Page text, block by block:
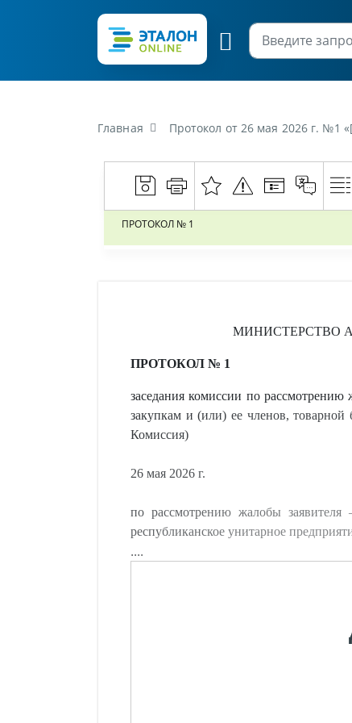
Главная Протокол от 26 мая 2026 г. №1 «[О заседании
ПРОТОКОЛ № 1
МИНИСТЕРСТВО
ПРОТОКОЛ № 1
заседания комиссии по рассмотрению
закупкам и (или) ее членов, товарной
Комиссия)
26 мая 2026 г.
по рассмотрению жалобы заявителя
республиканское унитарное
....